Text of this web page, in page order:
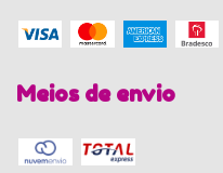
Meios de envio